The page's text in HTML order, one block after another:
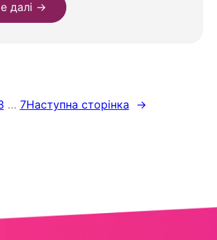
далі →
… 7Наступна сторінка →